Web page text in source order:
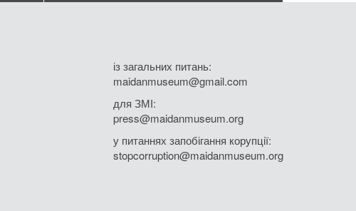
із загальних питань:
maidanmuseum@gmail.com
для ЗМІ:
press@maidanmuseum.org
у питаннях запобігання корупції:
stopcorruption@maidanmuseum.org